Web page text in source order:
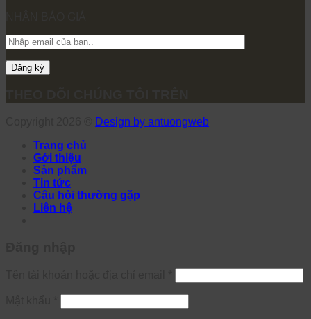
Design by antuongweb
Trang chủ
Gới thiệu
Sản phẩm
Tin tức
Câu hỏi thường gặp
Liên hệ